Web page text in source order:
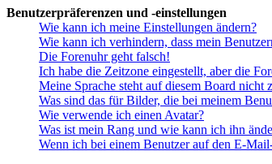
Benutzerpräferenzen und -einstellungen
Wie kann ich meine Einstellungen ändern?
Wie kann ich verhindern, dass mein
Die Forenuhr geht falsch!
Ich habe die Zeitzone eingestellt, aber die
Meine Sprache steht auf diesem Board nicht
Was sind das für Bilder, die bei meinem
Wie verwende ich einen Avatar?
Was ist mein Rang und wie kann ich ihn
Wenn ich bei einem Benutzer auf den E-